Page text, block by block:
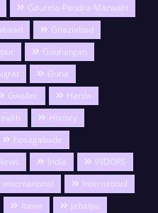
Gaurela-Pendra-Marwahi
Ghaziabad
Gouhargan
Guna
Gwalior
Harda
History
hosagabade
India
INDORE
international
Internationl
Itawa
Jabalpu